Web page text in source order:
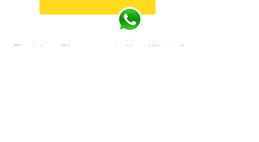
Erreichen Sie uns auch über WhatsApp